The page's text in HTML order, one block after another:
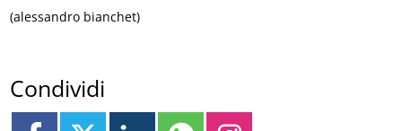
(alessandro bianchet)
Condividi